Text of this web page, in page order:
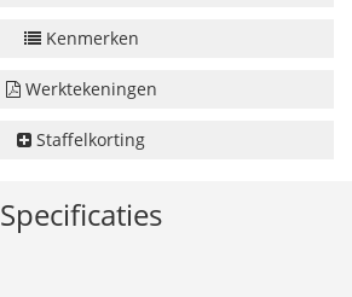
Kenmerken
Werktekeningen
Staffelkorting
Specificaties